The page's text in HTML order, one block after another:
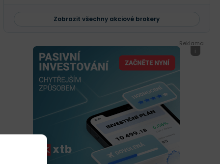
Zobrazit všechny akciové brokery
Reklama
i